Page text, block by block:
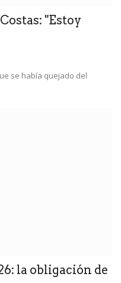
"Estoy
se había quejado del
la obligación de